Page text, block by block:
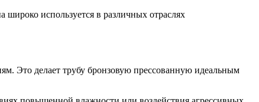
используется в различных отраслях
Это делает трубу бронзовую прессованную идеальным